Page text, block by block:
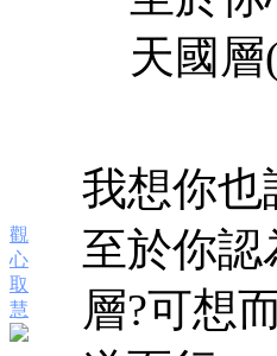
觀
心
取
慧
天國層
我想你也
至於你認
層?可想